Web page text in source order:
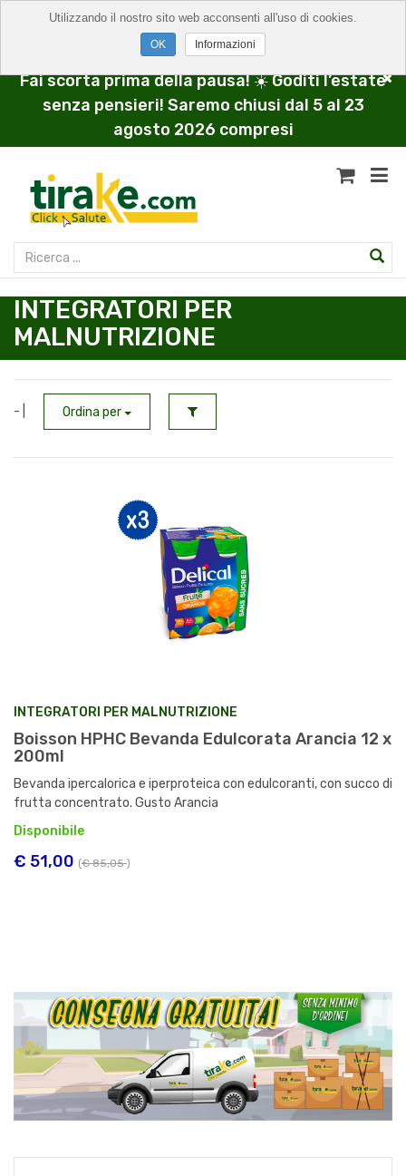
Fai scorta prima della pausa! ☀️ Goditi l’estate
senza pensieri! Saremo chiusi dal 5 al 23
agosto 2026 compresi
INTEGRATORI PER
MALNUTRIZIONE
- | Ordina per
INTEGRATORI PER MALNUTRIZIONE
Boisson HPHC Bevanda Edulcorata Arancia 12 x
200ml
Bevanda ipercalorica e iperproteica con edulcoranti, con succo di
frutta concentrato. Gusto Arancia
Disponibile
€ 51,00 (€ 85,05)
Utilizzando il nostro sito web acconsenti all'uso di cookies.
Informazioni